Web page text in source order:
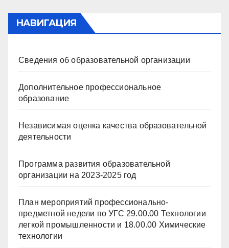
НАВИГАЦИЯ
Сведения об образовательной организации
Дополнительное профессиональное
образование
Независимая оценка качества образовательной
деятельности
Программа развития образовательной
организации на 2023-2025 год
План мероприятий профессионально-
предметной недели по УГС 29.00.00 Технологии
легкой промышленности и 18.00.00 Химические
технологии